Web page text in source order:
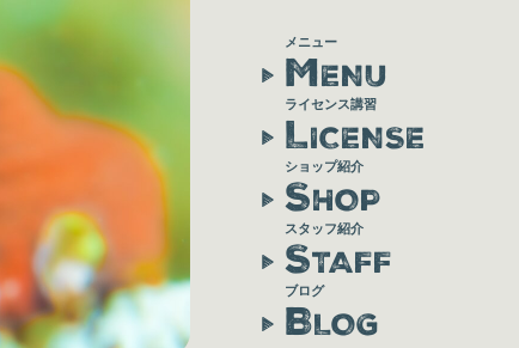
メニュー
MENU
ライセンス講習
LICENSE
ショップ紹介
SHOP
スタッフ紹介
STAFF
ブログ
BLOG